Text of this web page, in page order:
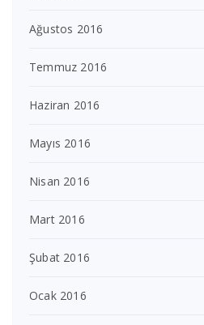
Ağustos 2016
Temmuz 2016
Haziran 2016
Mayıs 2016
Nisan 2016
Mart 2016
Şubat 2016
Ocak 2016